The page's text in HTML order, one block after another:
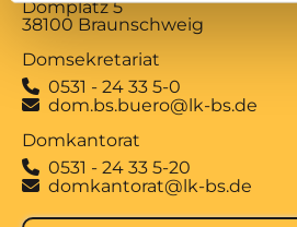
Domplatz 5
38100 Braunschweig
Domsekretariat
 0531 - 24 33 5-0
 dom.bs.buero@lk-bs.de
Domkantorat
 0531 - 24 33 5-20
 domkantorat@lk-bs.de